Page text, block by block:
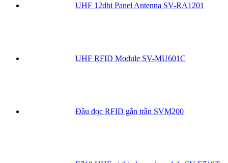
UHF 12dbi Panel Antenna SV-RA1201
UHF RFID Module SV-MU601C
Đầu đọc RFID gắn trần SVM200